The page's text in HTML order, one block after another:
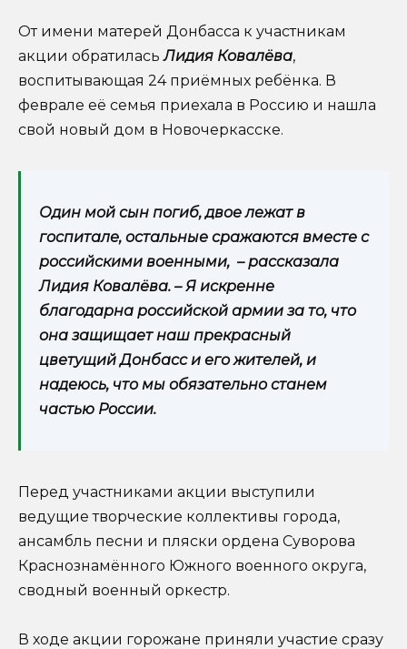
От имени матерей Донбасса к участникам
акции обратиласьЛидия Ковалёва,
воспитывающая 24 приёмных ребёнка. В
феврале её семья приехала в Россию и нашла
свой новый дом в Новочеркасске.
Один мой сын погиб, двое лежат в
госпитале, остальные сражаются вместе с
российскими военными, – рассказала
Лидия Ковалёва. – Я искренне
благодарна российской армии за то, что
она защищает наш прекрасный
цветущий Донбасс и его жителей, и
надеюсь, что мы обязательно станем
частью России.
Перед участниками акции выступили
ведущие творческие коллективы города,
ансамбль песни и пляски ордена Суворова
Краснознамённого Южного военного округа,
сводный военный оркестр.
В ходе акции горожане приняли участие сразу